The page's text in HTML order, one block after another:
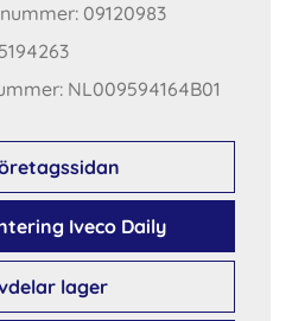
09120983
NL009594164B01
Iveco Daily
lager